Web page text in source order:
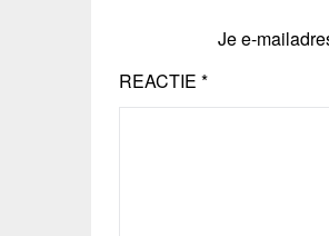
Je e-
REACTIE *